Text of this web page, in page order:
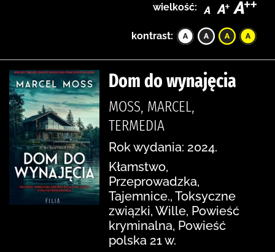
wielkość:
kontrast:
Dom do wynajęcia
MOSS, MARCEL,
TERMEDIA
Rok wydania: 2024.
Kłamstwo,
Przeprowadzka,
Tajemnice., Toksyczne
związki, Wille, Powieść
kryminalna, Powieść
polska 21 w.